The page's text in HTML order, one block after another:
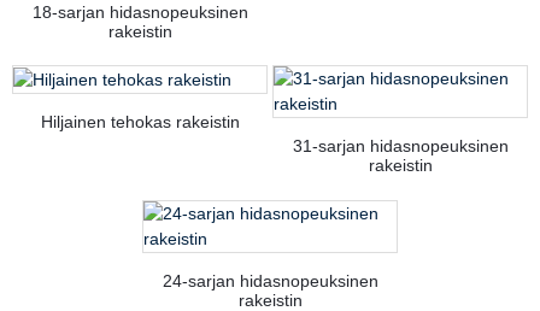
18-sarjan hidasnopeuksinen
rakeistin
Hiljainen tehokas rakeistin
31-sarjan hidasnopeuksinen
rakeistin
24-sarjan hidasnopeuksinen
rakeistin